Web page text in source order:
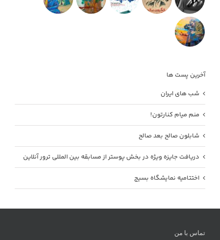
آخرین پست ها
شب های ایران
منم میام کنارتون!
شابلون صالح بعد صالح
دریافت جایزه ویژه در بخش پوستر از مسابقه بین المللی ترور آنلاین
اختتامیه نمایشگاه بسیج
تماس با من